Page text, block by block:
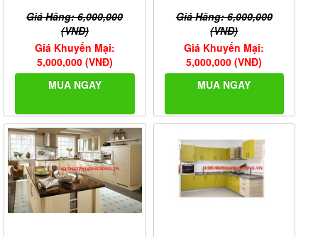
Giá Hãng: 6,000,000
(VNĐ)
Giá Khuyến Mại:
5,000,000 (VNĐ)
MUA NGAY
Giá Hãng: 6,000,000
(VNĐ)
Giá Khuyến Mại:
5,000,000 (VNĐ)
MUA NGAY